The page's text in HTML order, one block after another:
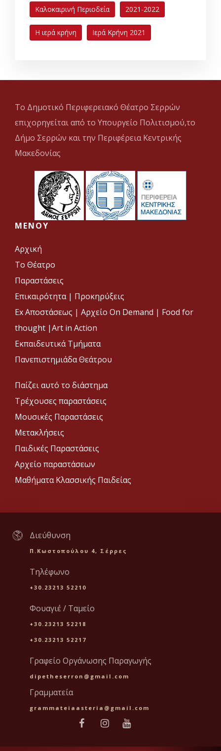
Καλοκαιρινή Περιοδεία 2021-2022
Η ιερά κρήνη Ιερά Κρήνη 2021
Το Δημοτικό Περιφερειακό Θέατρο Σερρών
επιχορηγείται από το Υπουργείο Πολιτισμού,το
Δήμο Σερρών και την Περιφέρεια Κεντρικής
Μακεδονίας
MENOY
Αρχική
Το Θέατρο
Παραστάσεις
Επικαιρότητα | Προκηρύξεις
Ex Αποστάσεως | Αρχείο On Demand | Food for
thought |Art in Action
Εκπαιδευτικά Τμήματα
Πανεπιστημιάδα Θεάτρου
Παίζει αυτό το διάστημα
Τρέχουσες παραστάσεις
Μουσικές Παραστάσεις
Μετακλήσεις
Παιδικές Παραστάσεις
Αρχείο παραστάσεων
Μαθήματα Κλασσικής Παιδείας
Διεύθυνση
Π.Κωστοπούλου 4, Σέρρες
Τηλέφωνο
+30.23213 52210
Φουαγιέ / Ταμείο
+30.23213 52218
+30.23213 52217
Γραφείο Οργάνωσης Παραγωγής
dipetheserron@gmail.com
Γραμματεία
grammateiaasteria@gmail.com